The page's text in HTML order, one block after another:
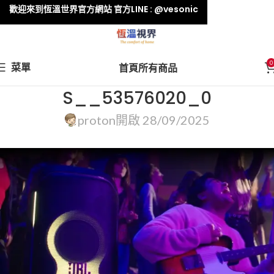
菜單 首頁所有商品 0
S__53576020_0
proton開啟 28/09/2025
歡迎來到恆溫世界官方網站 官方LINE : @vesonic